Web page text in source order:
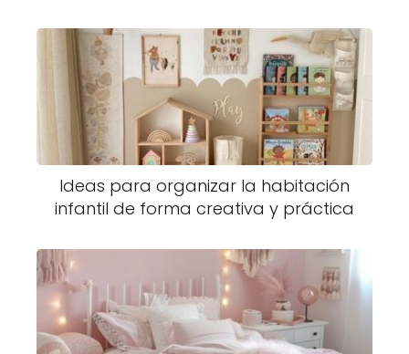
Ideas para organizar la habitación
infantil de forma creativa y práctica